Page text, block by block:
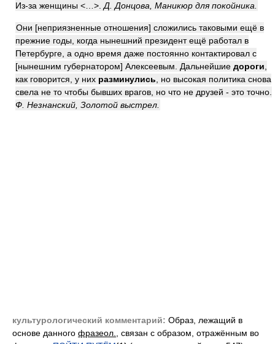
Из-за женщины <…>. Д. Донцова, Маникюр для покойника.
Они [неприязненные отношения] сложились таковыми ещё в
прежние годы, когда нынешний президент ещё работал в
Петербурге, а одно время даже постоянно контактировал с
[нынешним губернатором] Алексеевым. Дальнейшие дороги
как говорится, у них разминулись , но высокая политика снова
свела не то чтобы бывших врагов, но что не друзей - это точно.
Ф. Незнанский, Золотой выстрел.
культурологический комментарий: Образ, лежащий в
основе данного фразеол.
, связан с образом, отражённым во